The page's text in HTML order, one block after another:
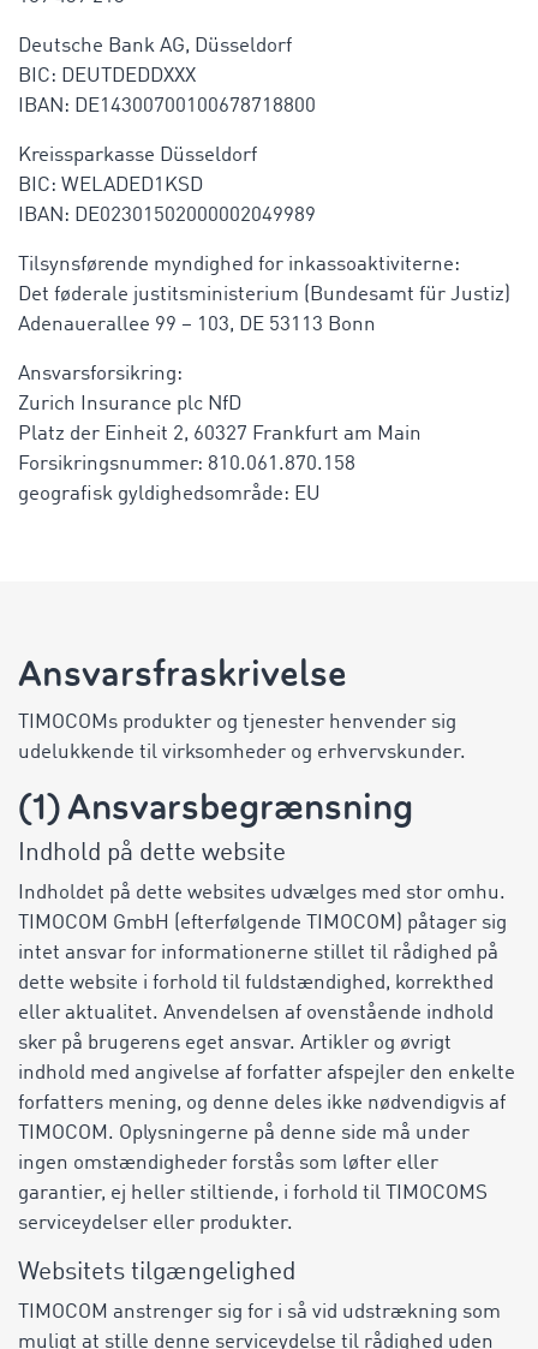
Deutsche Bank AG, Düsseldorf
BIC: DEUTDEDDXXX
IBAN: DE14300700100678718800
Kreissparkasse Düsseldorf
BIC: WELADED1KSD
IBAN: DE02301502000002049989
Tilsynsførende myndighed for inkassoaktiviterne:
Det føderale justitsministerium (Bundesamt für Justiz)
Adenauerallee 99 – 103, DE 53113 Bonn
Ansvarsforsikring:
Zurich Insurance plc NfD
Platz der Einheit 2, 60327 Frankfurt am Main
Forsikringsnummer: 810.061.870.158
geografisk gyldighedsområde: EU
Ansvarsfraskrivelse
TIMOCOMs produkter og tjenester henvender sig
udelukkende til virksomheder og erhvervskunder.
(1) Ansvarsbegrænsning
Indhold på dette website
Indholdet på dette websites udvælges med stor omhu.
TIMOCOM GmbH (efterfølgende TIMOCOM) påtager sig
intet ansvar for informationerne stillet til rådighed på
dette website i forhold til fuldstændighed, korrekthed
eller aktualitet. Anvendelsen af ovenstående indhold
sker på brugerens eget ansvar. Artikler og øvrigt
indhold med angivelse af forfatter afspejler den enkelte
forfatters mening, og denne deles ikke nødvendigvis af
TIMOCOM. Oplysningerne på denne side må under
ingen omstændigheder forstås som løfter eller
garantier, ej heller stiltiende, i forhold til TIMOCOMS
serviceydelser eller produkter.
Websitets tilgængelighed
TIMOCOM anstrenger sig for i så vid udstrækning som
muligt at stille denne serviceydelse til rådighed uden